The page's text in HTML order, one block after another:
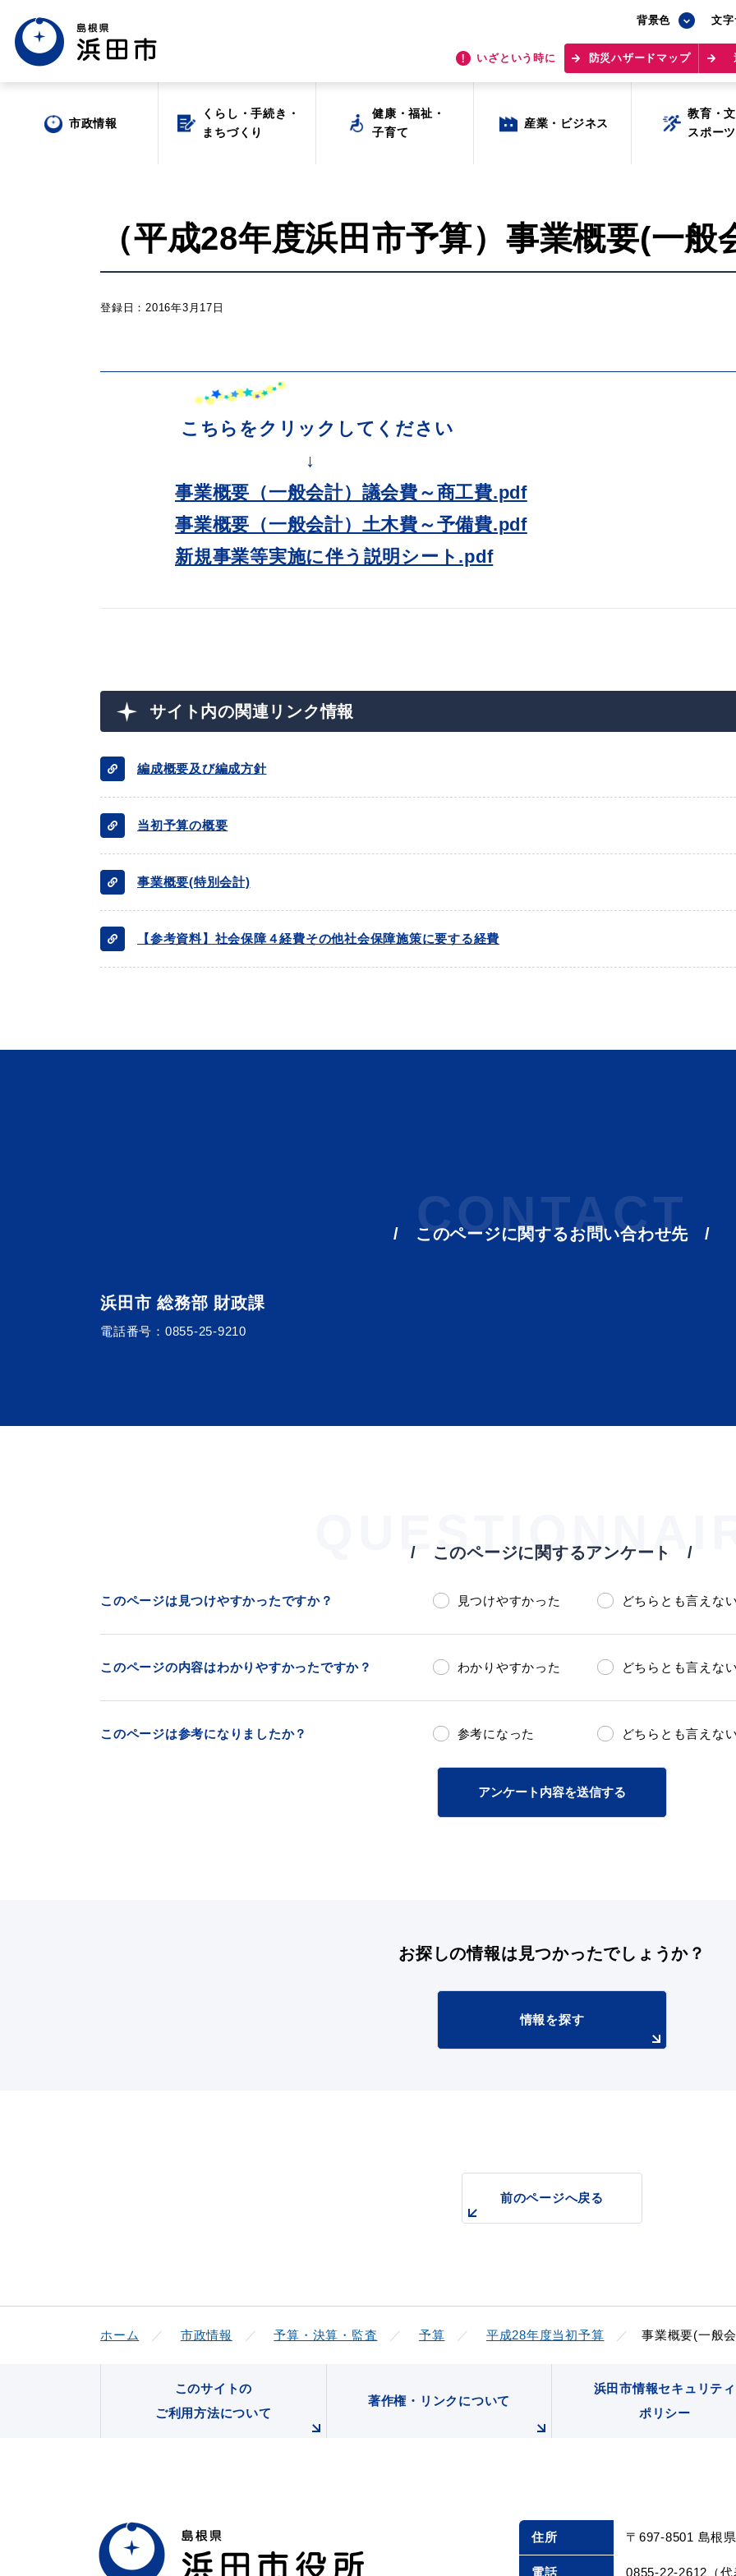
背景色 文
いざという時に 防災ハザードマップ
背景色 文
いざという時に 防災ハザードマップ
市政情報
くらし・手続き・
まちづくり
健康・福祉・
子育て
産業・ビジネス
教育・文
スポーツ
場面から探す
就職・退職
便利なサービス
防災・防犯メール
ごみ分別早見表 募集情報
浜田市観光協会ポータルサイト「はまナビ」
市政情報
くらし・手続き・
まちづくり
健康・福祉・
子育て
産業・ビジネス
教育・文
スポーツ
（平成28年度浜田市予算）事業概要(一般
登録日：2016年3月17日
こちらをクリックしてください
↓
事業概要（一般会計）議会費～商工費.pdf
事業概要（一般会計）土木費～予備費.pdf
新規事業等実施に伴う説明シート.pdf
サイト内の関連リンク情報
編成概要及び編成方針
当初予算の概要
事業概要(特別会計)
【参考資料】社会保障４経費その他社会保障施策に要する経費
CONTACT
このページに関するお問い合わせ先
浜田市 総務部 財政課
電話番号： 0855-25-9210
このページに関するアンケート
このページは見つけやすかったですか？ 見つけやすかった どちらとも言えない
このページの内容はわかりやすかったですか？ わかりやすかった どちらとも言えない
このページは参考になりましたか？ 参考になった どちらとも言えない
アンケート内容を送信する
お探しの情報は 見つかったでしょうか？
情報を探す
前のページへ戻る
ホーム 市政情報 予算・決算・監査 予算 平成28年度当初予算 事業概要(一般
このサイトの
ご利用方法について
著作権・リンクについて
浜田市情報セキュリティ
ポリシー
住所 〒697-8501 島根
電話 0855-22-2612（代